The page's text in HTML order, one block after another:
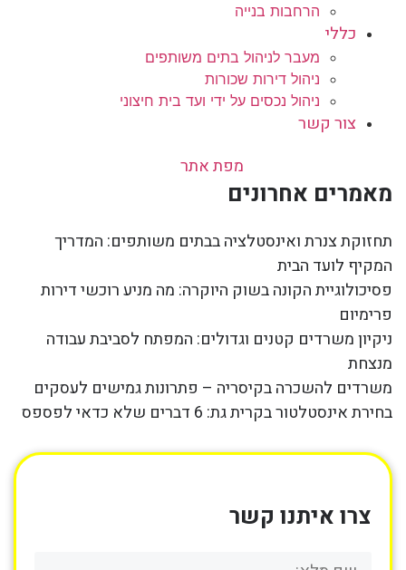
הרחבות בנייה
כללי
מעבר לניהול בתים משותפים
ניהול דירות שכורות
ניהול נכסים על ידי ועד בית חיצוני
צור קשר
מפת אתר
מאמרים אחרונים
תחזוקת צנרת ואינסטלציה בבתים משותפים: המדריך
המקיף לועד הבית
פסיכולוגיית הקונה בשוק היוקרה: מה מניע רוכשי דירות
פרימיום
ניקיון משרדים קטנים וגדולים: המפתח לסביבת עבודה
מנצחת
משרדים להשכרה בקיסריה – פתרונות גמישים לעסקים
בחירת אינסטלטור בקרית גת: 6 דברים שלא כדאי לפספס
צרו איתנו קשר